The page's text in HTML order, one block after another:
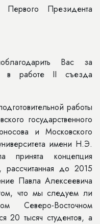
Президента
Вас за
в работе II съезда
работы
государственного
и Московского
имени Н.Э.
принята концепция
рассчитанная до 2015
Павла Алексеевича
что мы следуем ли
Восточном
20 тысяч студентов, а